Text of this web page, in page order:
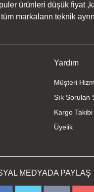
ürünleri düşük fiyat
markaların teknik
Yardım
Müşteri
Sık Sorulan
Kargo Takibi
Üyelik
MEDYADA PAYLAŞ